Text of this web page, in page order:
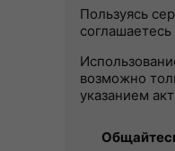
Пользуясь
соглашаетесь
возможно
указанием